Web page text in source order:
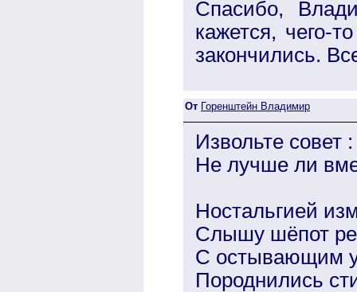
Спасибо,
кажется, чего-
закончились.
От Горенштейн Владимир
Извольте совет
Не лучше ли
Ностальгией
Слышу шёпот
С остывающим
Породнились